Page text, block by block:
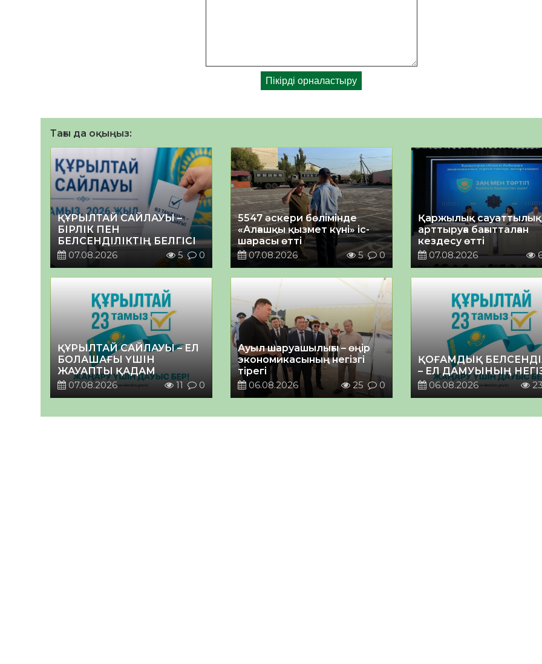
Тағы да оқыңыз:
ҚҰРЫЛТАЙ САЙЛАУЫ –
БІРЛІК ПЕН
БЕЛСЕНДІЛІКТІҢ БЕЛГІСІ
07.08.2026
5 0
5547 әскери бөлімінде
«Алғашқы қызмет күні» іс-
шарасы өтті
07.08.2026
5 0
Қаржылық
арттыруға бағытталған
кездесу өтті
07.08.2026
ҚҰРЫЛТАЙ САЙЛАУЫ – ЕЛ
БОЛАШАҒЫ ҮШІН
ЖАУАПТЫ ҚАДАМ
07.08.2026
11 0
Ауыл шаруашылығы – өңір
экономикасының негізгі
тірегі
06.08.2026
25 0
ҚОҒАМДЫҚ
– ЕЛ ДАМУЫНЫҢ
06.08.2026
23